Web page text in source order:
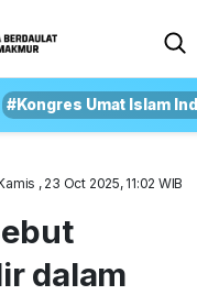
#Kongres Umat Islam
, 23 Oct 2025, 11:02 WIB
dalam